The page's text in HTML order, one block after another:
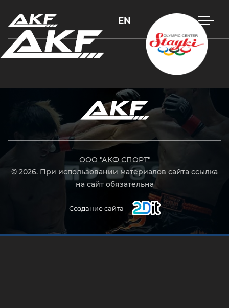
EN
ООО "АКФ СПОРТ"
© 2026. При использовании материалов сайта ссылка
на сайт обязательна
Создание сайта —
Нажмите Enter для поиска или Esc, чтобы закрыть